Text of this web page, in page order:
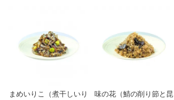
まめいりこ（煮干しいり
味の花（鯖の削り節と昆